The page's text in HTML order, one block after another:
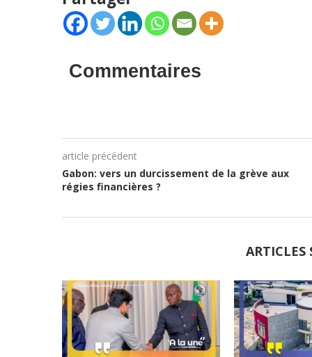
Commentaires
article précédent
Gabon: vers un durcissement de la grève aux
régies financières ?
ARTICLES